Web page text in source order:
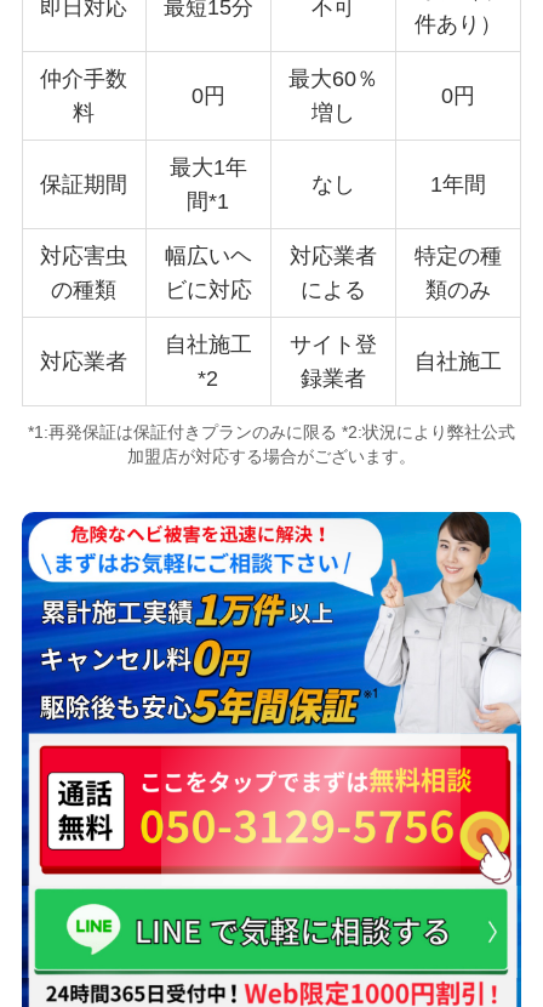
即日対応 最短15分 不可
件あり）
仲介手数
料
0円
最大60％
増し
0円
保証期間
最大1年
間*1
なし 1年間
対応害虫
の種類
幅広いヘ
ビに対応
対応業者
による
特定の種
類のみ
対応業者
自社施工
*2
サイト登
録業者
自社施工
*1:再発保証は保証付きプランのみに限る *2:状況により弊社公式
加盟店が対応する場合がございます。